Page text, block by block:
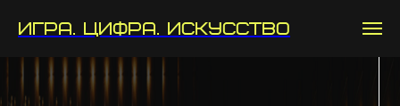
Игра. Цифра. Искусство